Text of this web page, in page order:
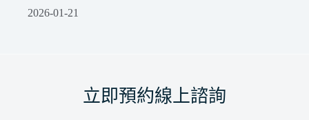
2026-01-21
立即預約線上諮詢